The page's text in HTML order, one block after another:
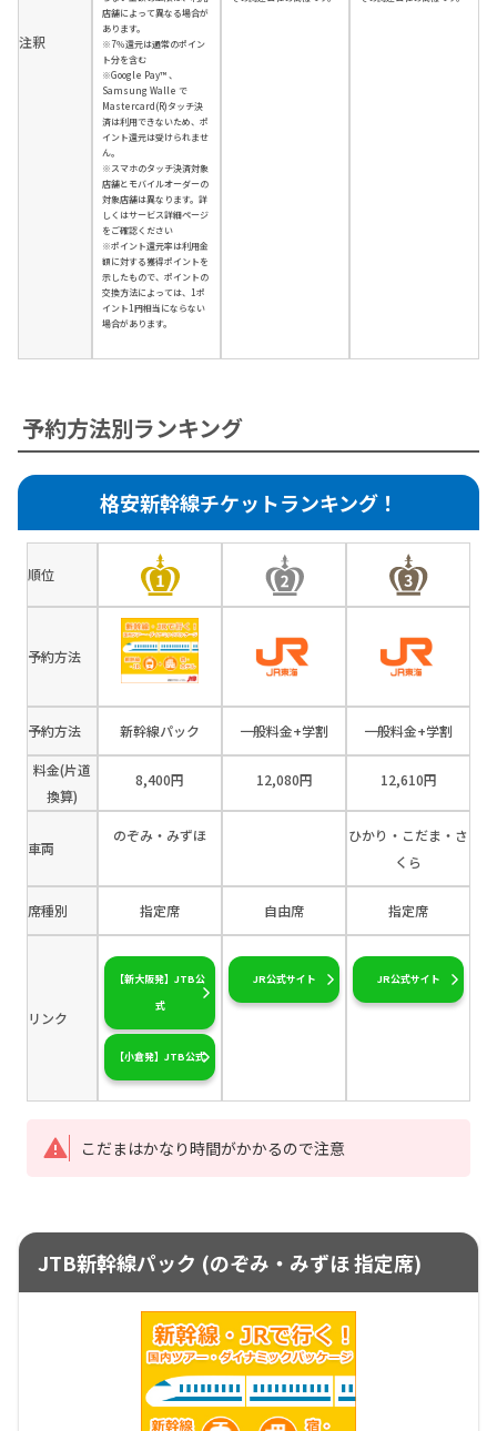
注釈
店舗によって異なる場合が
あります。
※7％還元は通常のポイン
ト分を含む
※Google Pay™ 、
Samsung Walle で
Mastercard(R)タッチ決
済は利用できないため、ポ
イント還元は受けられませ
ん。
※スマホのタッチ決済対象
店舗とモバイルオーダーの
対象店舗は異なります。詳
しくはサービス詳細ページ
をご確認ください
※ポイント還元率は利用金
額に対する獲得ポイントを
示したもので、ポイントの
交換方法によっては、1ポ
イント1円相当にならない
場合があります。
予約方法別ランキング
格安新幹線チケットランキング！
順位
予約方法
予約方法 新幹線パック 一般料金+学割 一般料金+学割
料金(片道
換算)
8,400円 12,080円 12,610円
車両
のぞみ・みずほ
ひかり・こだま・さ
くら
席種別 指定席 自由席 指定席
リンク
【新大阪発】JTB公
式
【小倉発】JTB公式
JR公式サイト JR公式サイト
こだまはかなり時間がかかるので注意
JTB新幹線パック (のぞみ・みずほ 指定席)